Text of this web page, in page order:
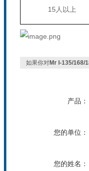
15 人以上
如果你对Mr I-135/168/
产品：
您的单位：
您的姓名：